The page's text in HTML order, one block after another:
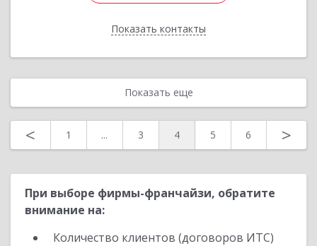
Показать контакты
Назад
Показать еще
< 1 ... 3 4 5 6 >
При выборе фирмы-франчайзи, обратите
внимание на:
Количество клиентов (договоров ИТС)